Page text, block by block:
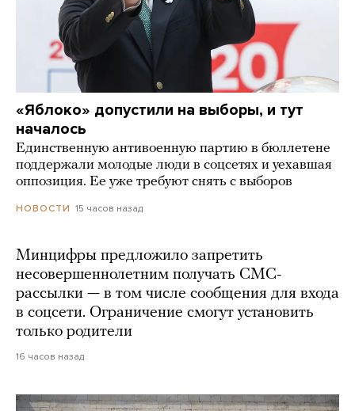
«Яблоко» допустили на выборы, и тут
началось
Единственную антивоенную партию в бюллетене
поддержали молодые люди в соцсетях и уехавшая
оппозиция. Ее уже требуют снять с выборов
НОВОСТИ 15 часов назад
Минцифры предложило запретить
несовершеннолетним получать СМС-
рассылки — в том числе сообщения для входа
в соцсети. Ограничение смогут установить
только родители
16 часов назад